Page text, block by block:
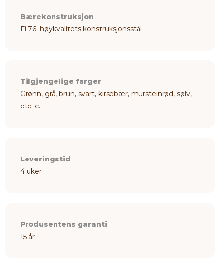
Bærekonstruksjon
Fi 76. høykvalitets konstruksjonsstål
Tilgjengelige farger
Grønn, grå, brun, svart, kirsebær, mursteinrød, sølv,
etc. c.
Leveringstid
4 uker
Produsentens garanti
15 år